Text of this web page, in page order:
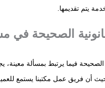
يتم تقديمها.
الصحيحة في
فيما يرتبط بمسألة معينة،
أن فريق عمل مكتبنا يستمع